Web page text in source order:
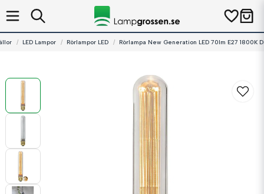
LED Lampor Rörlampor LED Rörlampa New Generation LED 70lm E27 1800K